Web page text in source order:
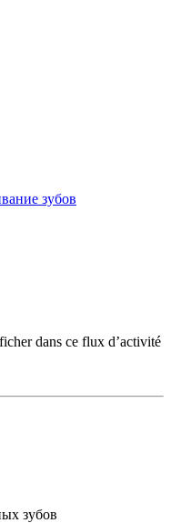
зубов
dans ce flux d’activité
зубов